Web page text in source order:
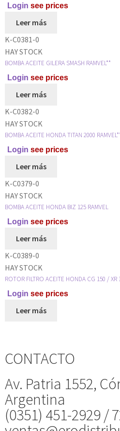
Login see prices
Leer más
K-C0381-0
HAY STOCK
BOMBA ACEITE GILERA SMASH RAMVEL**
Login see prices
Leer más
K-C0382-0
HAY STOCK
BOMBA ACEITE HONDA TITAN 2000
Login see prices
Leer más
K-C0379-0
HAY STOCK
BOMBA ACEITE HONDA BIZ 125 RAMVEL
Login see prices
Leer más
K-C0389-0
HAY STOCK
ROTOR FILTRO ACEITE HONDA CG 150 / XR
Login see prices
Leer más
CONTACTO
Av. Patria 1552,
Argentina
(0351) 451-2929 /